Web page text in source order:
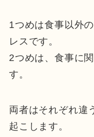
1つめは食事以外
レスです。
2つめは、食事に
す。
両者はそれぞれ違
起こします。